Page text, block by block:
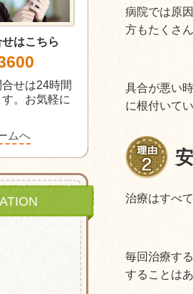
病院では原
方もたくさ
具合が悪い
に根付いて
治療はすべ
毎回治療す
することは
はこちら
せは24時間
。お気軽に
ムへ